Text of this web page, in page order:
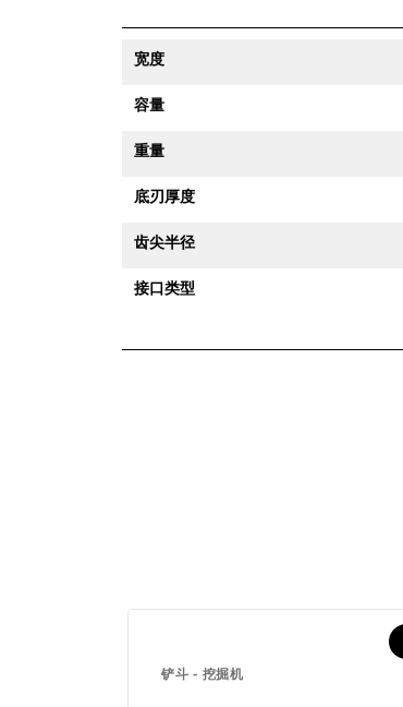
宽度
容量
重量
底刃厚度
齿尖半径
接口类型
铲斗 - 挖掘机